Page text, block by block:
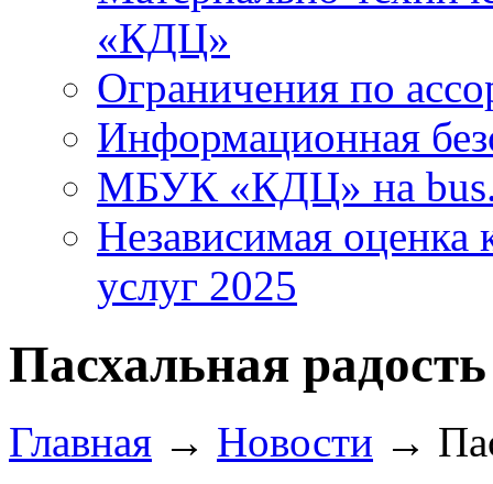
«КДЦ»
Ограничения по
Информационная
МБУК «КДЦ» на
Независимая оценка
услуг 2025
Пасхальная радость
Главная → Новости →